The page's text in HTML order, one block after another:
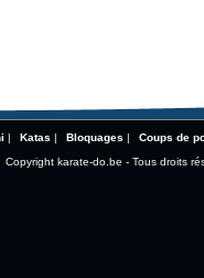
| Katas | Bloquages |
Coups de
Copyright karate-do.be - Tous droits